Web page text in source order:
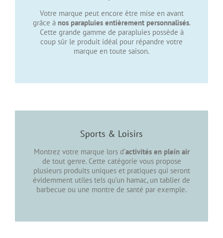
Votre marque peut encore être mise en avant
grâce à nos parapluies entièrement personnalisés.
Cette grande gamme de parapluies possède à
coup sûr le produit idéal pour répandre votre
marque en toute saison.
Sports & Loisirs
Montrez votre marque lors d’activités en plein air
de tout genre. Cette catégorie vous propose
plusieurs produits uniques et pratiques qui seront
évidemment utiles tels qu’un hamac, un tablier de
barbecue ou une montre de santé par exemple.